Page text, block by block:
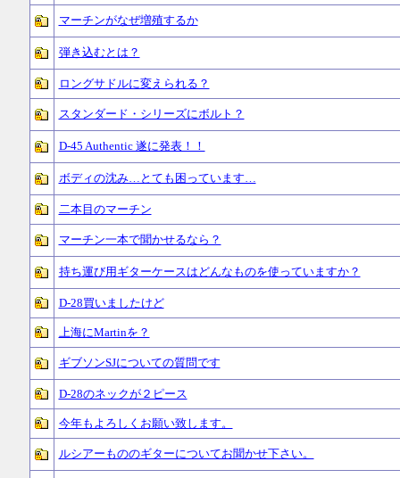
マーチンがなぜ増殖するか
弾き込むとは？
ロングサドルに変えられる？
スタンダード・シリーズにボルト？
D-45 Authentic 遂に発表！！
ボディの沈み…とても困っています…
二本目のマーチン
マーチン一本で聞かせるなら？
持ち運び用ギターケースはどんなものを使っていますか？
D-28買いましたけど
上海にMartinを？
ギブソンSJについての質問です
D-28のネックが２ピース
今年もよろしくお願い致します。
ルシアーもののギターについてお聞かせ下さい。